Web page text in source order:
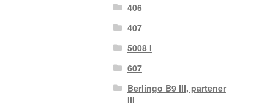
406
407
5008 I
607
Berlingo B9 III, partener
III